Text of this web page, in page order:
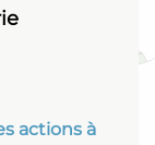
actions à